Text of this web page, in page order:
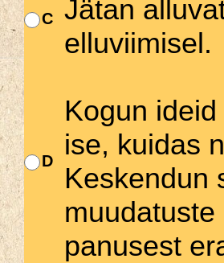
C
Jätan
elluviimisel.
D
Kogun
ise, kuidas
Keskendun
panusest